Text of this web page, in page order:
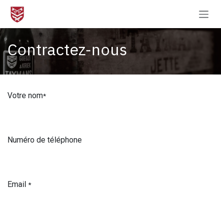
Se rendre au contenu
Contractez-nous
Votre nom*
Numéro de téléphone
Email *